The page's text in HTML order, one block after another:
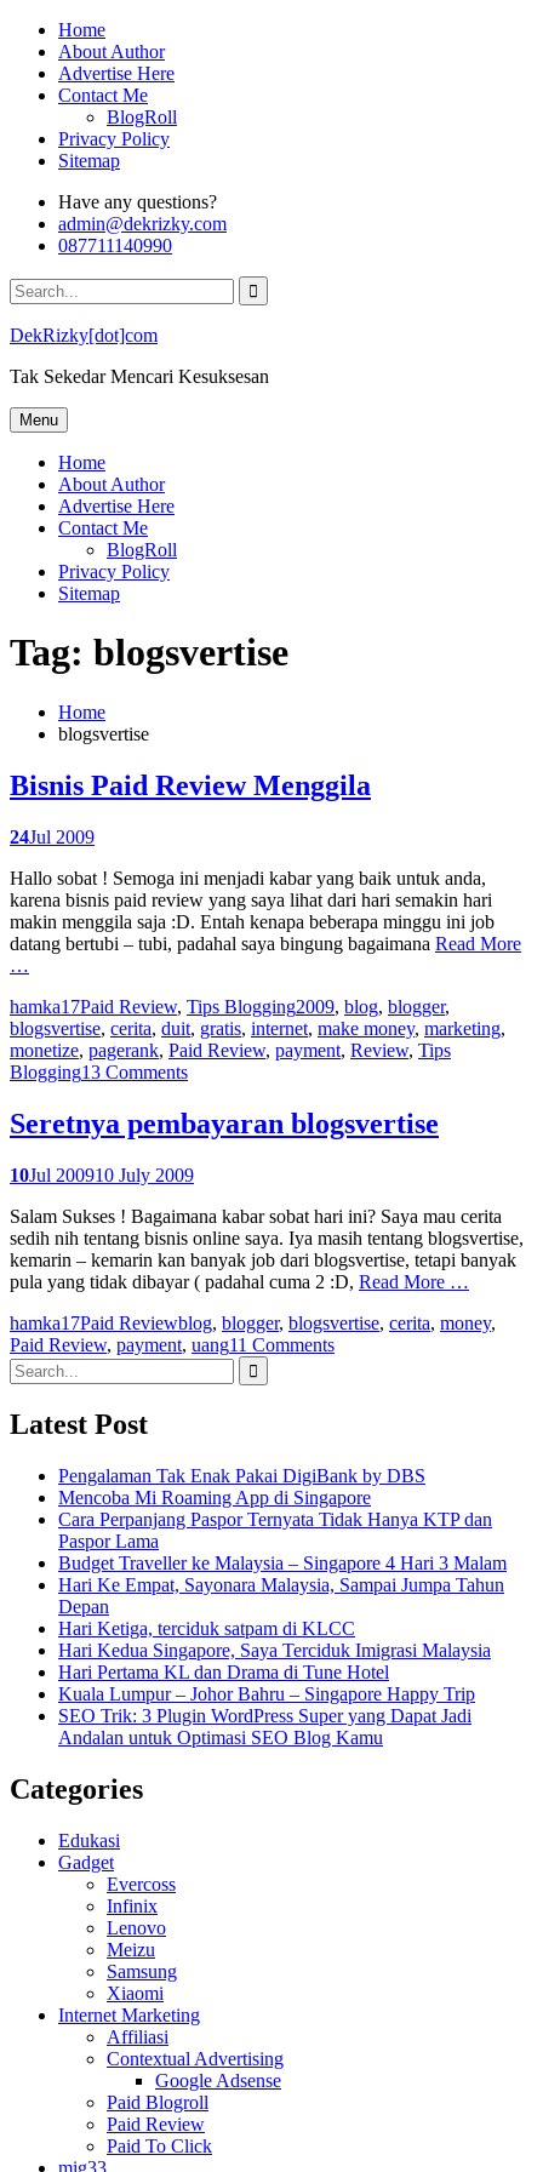
Skip
content
Home
About Author
Advertise Here
Contact Me
BlogRoll
Privacy Policy
Sitemap
Have any questions?
admin@dekrizky.com
087711140990
Search
for:
DekRizky[dot]com
Tak Sekedar Mencari Kesuksesan
Menu
Home
About Author
Advertise Here
Contact Me
BlogRoll
Privacy Policy
Sitemap
Tag: blogsvertise
Home
blogsvertise
Bisnis Paid Review Menggila
24Jul 2009
Hallo sobat ! Semoga ini menjadi kabar yang baik untuk anda,
karena bisnis paid review yang saya lihat dari hari semakin hari
makin menggila saja :D. Entah kenapa beberapa minggu ini job
datang bertubi – tubi, padahal saya bingung bagaimana Read More
…
hamka17Paid Review, Tips Blogging2009, blog, blogger,
blogsvertise, cerita, duit, gratis, internet, make money, marketing,
monetize, pagerank, Paid Review, payment, Review, Tips
Blogging13 Comments
Seretnya pembayaran blogsvertise
10Jul 200910 July 2009
Salam Sukses ! Bagaimana kabar sobat hari ini? Saya mau cerita
sedih nih tentang bisnis online saya. Iya masih tentang blogsvertise,
kemarin – kemarin kan banyak job dari blogsvertise, tetapi banyak
pula yang tidak dibayar ( padahal cuma 2 :D, Read More …
hamka17Paid Reviewblog, blogger, blogsvertise, cerita, money,
Paid Review, payment, uang11 Comments
Search
for:
Latest Post
Pengalaman Tak Enak Pakai DigiBank by DBS
Mencoba Mi Roaming App di Singapore
Cara Perpanjang Paspor Ternyata Tidak Hanya KTP dan
Paspor Lama
Budget Traveller ke Malaysia – Singapore 4 Hari 3 Malam
Hari Ke Empat, Sayonara Malaysia, Sampai Jumpa Tahun
Depan
Hari Ketiga, terciduk satpam di KLCC
Hari Kedua Singapore, Saya Terciduk Imigrasi Malaysia
Hari Pertama KL dan Drama di Tune Hotel
Kuala Lumpur – Johor Bahru – Singapore Happy Trip
SEO Trik: 3 Plugin WordPress Super yang Dapat Jadi
Andalan untuk Optimasi SEO Blog Kamu
Categories
Edukasi
Gadget
Evercoss
Infinix
Lenovo
Meizu
Samsung
Xiaomi
Internet Marketing
Affiliasi
Contextual Advertising
Google Adsense
Paid Blogroll
Paid Review
Paid To Click